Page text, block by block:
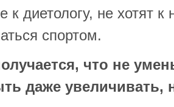
к диетологу, не хотят
спортом.
что не
даже увеличивать,